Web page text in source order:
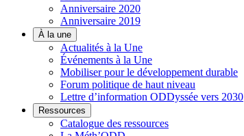
Anniversaire 2020
Anniversaire 2019
À la une
Actualités à la Une
Événements à la Une
Mobiliser pour le développement durable
Forum politique de haut niveau
Lettre d’information ODDyssée vers 2030
Ressources
Catalogue des ressources